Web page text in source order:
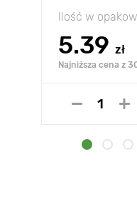
Ilość w
5.39 zł
Najniższa cena z